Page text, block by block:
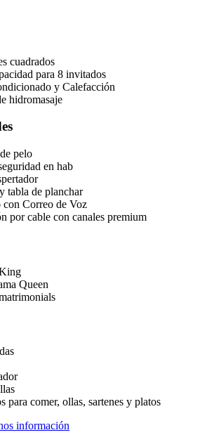
cuadrados
para 8 invitados
y Calefacción
hidromasaje
pelo
en hab
tabla de planchar
con Correo de Voz
por cable con canales premium
Queen
para comer, ollas, sartenes y platos
información